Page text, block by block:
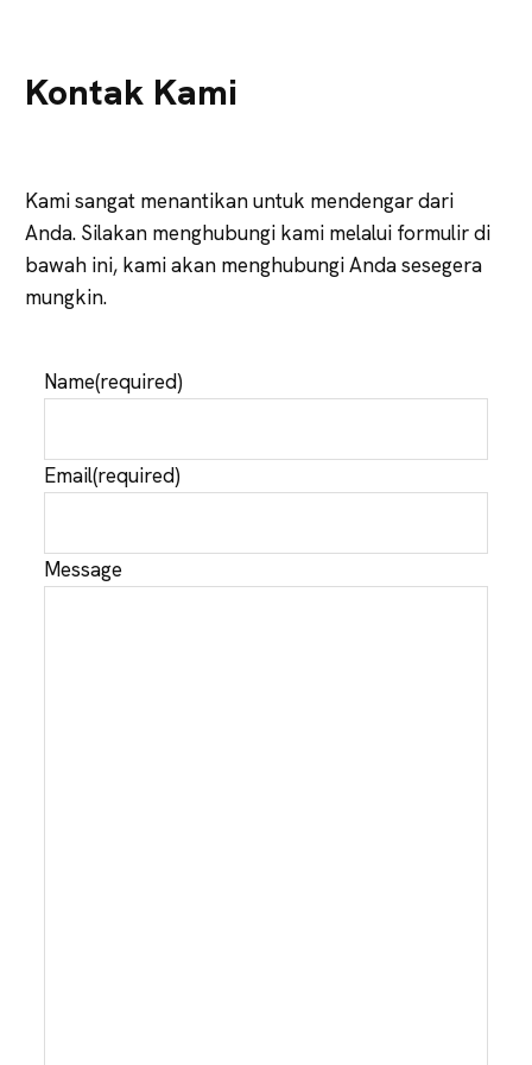
Kontak Kami
Kami sangat menantikan untuk mendengar dari
Anda. Silakan menghubungi kami melalui formulir di
bawah ini, kami akan menghubungi Anda sesegera
mungkin.
Name(required)
Email(required)
Message